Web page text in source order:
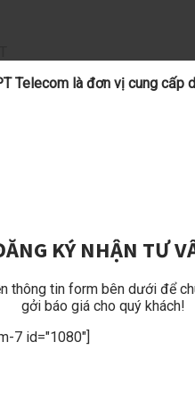
Telecom là đơn vị cung cấp
KÝ NHẬN TƯ
thông tin form bên dưới để
gởi báo giá cho quý khách!
7 id="1080"]